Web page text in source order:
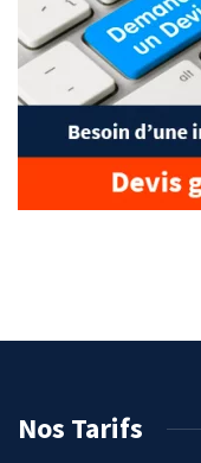
Nos Tarifs